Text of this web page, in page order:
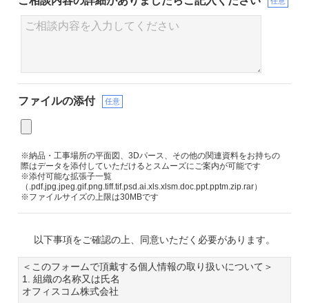
ファイルの添付 任意
※納品・工事場所の平面図、3Dパース、その他の関連資料をお持ちの
際はデータを添付していただけるとスムーズにご案内が可能です
※添付可能な拡張子一覧
（.pdf.jpg.jpeg.gif.png.tiff.tif.psd.ai.xls.xlsm.doc.ppt.pptm.zip.rar）
※ファイルサイズの上限は30MBです
以下事項をご確認の上、同意いただく必要があります。
＜このフォームで頂戴する個人情報の取り扱いについて＞
1. 組織の名称又は氏名
オフィスコム株式会社